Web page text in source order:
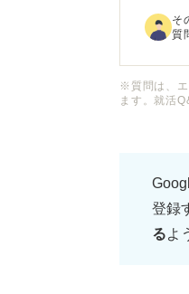
冷静
また
とし
そ
質
※質問は、エ
ます。就活
登録
るよ